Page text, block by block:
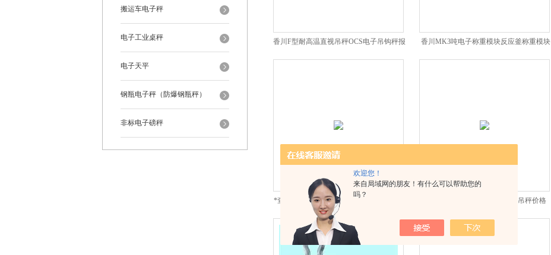
欢迎您！
来自局域网的朋友！有什么可以帮助您的
吗？
搬运车电子秤
电子工业桌秤
电子天平
钢瓶电子秤（防爆钢瓶秤）
非标电子磅秤
香川F型耐高温直视吊秤OCS电子吊钩秤报
价
香川MK3吨电子称重模块反应釜称重模块
报价
*查超载用便携式汽车衡30吨便携式汽车磅
价格
香川200吨吊秤100吨无线电子吊秤价格